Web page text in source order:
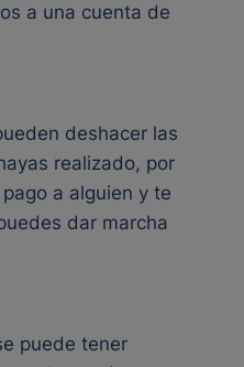
a una cuenta de
deshacer las
realizado, por
a alguien y te
dar marcha
puede tener